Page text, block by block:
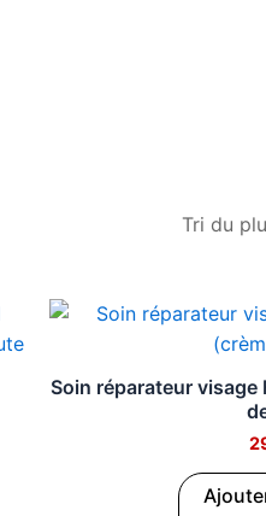
Soin réparateur visage